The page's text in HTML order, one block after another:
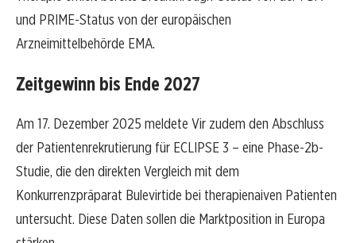
und PRIME-Status von der europäischen
Arzneimittelbehörde EMA.
Zeitgewinn bis Ende 2027
Am 17. Dezember 2025 meldete Vir zudem den Abschluss
der Patientenrekrutierung für ECLIPSE 3 – eine Phase-2b-
Studie, die den direkten Vergleich mit dem
Konkurrenzpräparat Bulevirtide bei therapienaiven Patienten
untersucht. Diese Daten sollen die Marktposition in Europa